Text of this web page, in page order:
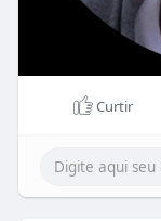
Curtir